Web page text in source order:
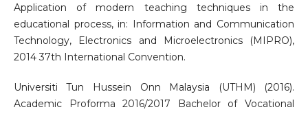
Application of modern teaching techniques in the
educational process, in: Information and Communication
Technology, Electronics and Microelectronics (MIPRO),
2014 37th International Convention.
Universiti Tun Hussein Onn Malaysia (UTHM) (2016).
Academic Proforma 2016/2017 Bachelor of Vocational